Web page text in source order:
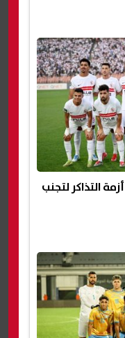
التذاكر لتجنب